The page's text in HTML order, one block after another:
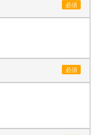
必須
必須